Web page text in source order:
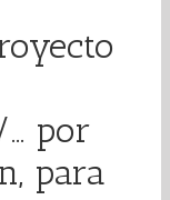
… por
para